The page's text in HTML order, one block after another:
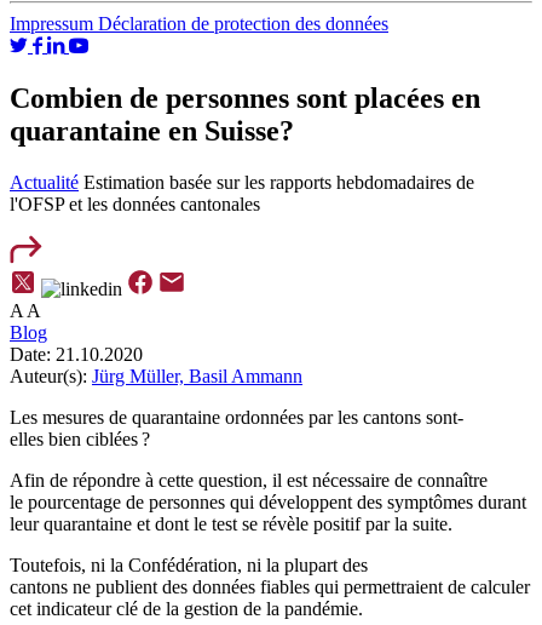
Impressum Déclaration de protection des données
Combien de personnes sont placées en
quarantaine en Suisse?
Actualité Estimation basée sur les rapports hebdomadaires de
l'OFSP et les données cantonales
A A
Blog
Date: 21.10.2020
Auteur(s): Jürg Müller, Basil Ammann
Les mesures de quarantaine ordonnées par les cantons sont-
elles bien ciblées?
Afin de répondre à cette question, il est nécessaire de connaître
le pourcentage de personnes qui développent des symptômes durant
leur quarantaine et dont le test se révèle positif par la suite.
Toutefois, ni la Confédération, ni la plupart des
cantons ne publient des données fiables qui permettraient de calculer
cet indicateur clé de la gestion de la pandémie.